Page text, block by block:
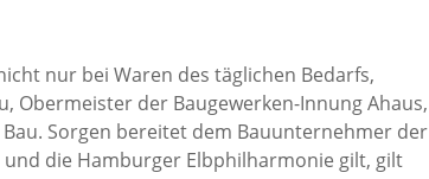
nur bei Waren des täglichen Bedarfs,
Obermeister der Baugewerken-Innung Ahaus,
Sorgen bereitet dem Bauunternehmer der
die Hamburger Elbphilharmonie gilt, gilt